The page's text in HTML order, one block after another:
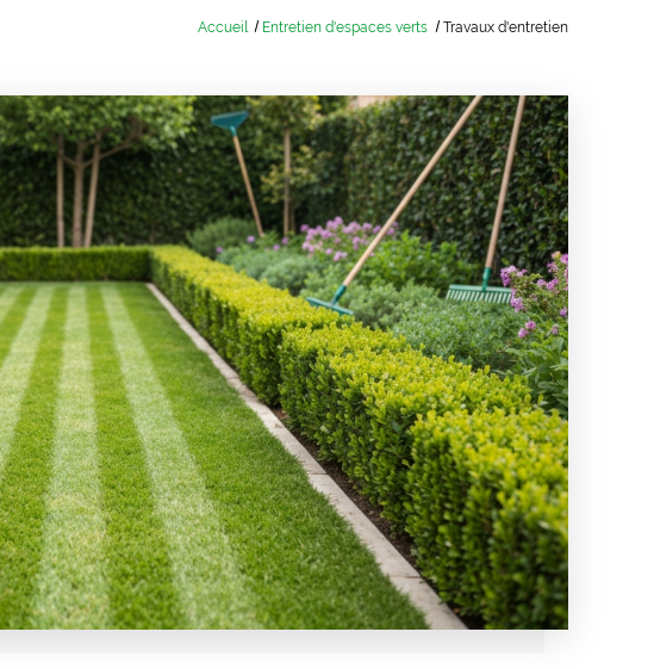
Accueil Entretien d'espaces verts Travaux d'entretien